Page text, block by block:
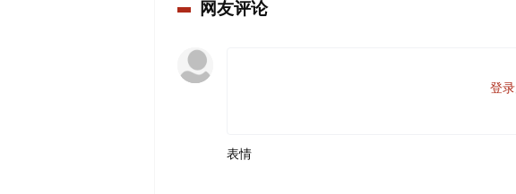
网友评论
登录
表情